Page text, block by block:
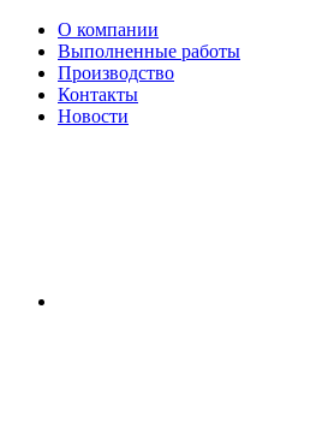
О компании
Выполненные работы
Производство
Контакты
Новости